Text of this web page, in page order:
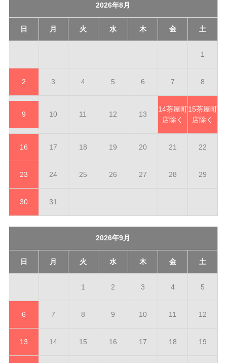
2026年8月
日 月 火 水 木 金 土
1
2 3 4 5 6 7 8
9 10 11 12 13
14茶屋町
店除く
15茶屋町
店除く
16 17 18 19 20 21 22
23 24 25 26 27 28 29
30 31
2026年9月
日 月 火 水 木 金 土
1 2 3 4 5
6 7 8 9 10 11 12
13 14 15 16 17 18 19